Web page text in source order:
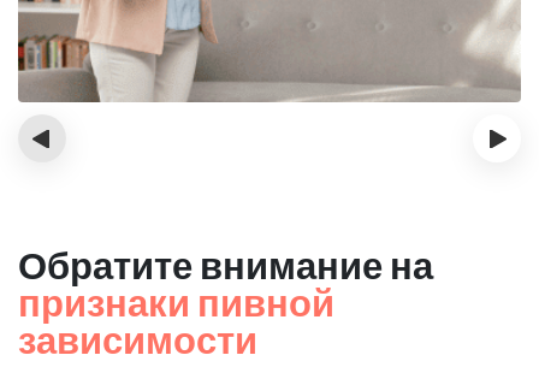
‹ ›
Обратите внимание на
признаки пивной
зависимости